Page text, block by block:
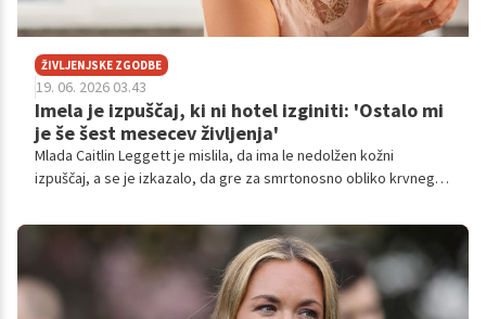
ŽIVLJENJSKE ZGODBE
19. 06. 2026 03.43
Imela je izpuščaj, ki ni hotel izginiti: 'Ostalo mi
je še šest mesecev življenja'
Mlada Caitlin Leggett je mislila, da ima le nedolžen kožni
izpuščaj, a se je izkazalo, da gre za smrtonosno obliko krvnega